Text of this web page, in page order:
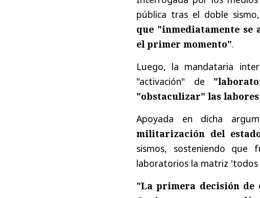
pública tras el doble
que "inmediatamente se
el primer momento".
Luego, la mandataria
"activación" de
"obstaculizar" las
Apoyada en dicha
militarización del
sismos, sosteniendo que
laboratorios la matriz 'todos
"La primera decisión de